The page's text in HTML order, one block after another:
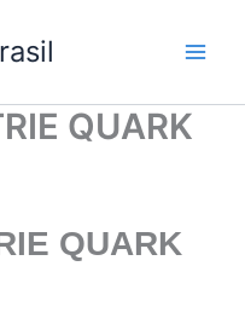
QUARK
QUARK